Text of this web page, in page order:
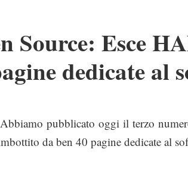
Source: Esce
dedicate al
pubblicato oggi il terzo
da ben 40 pagine dedicate al